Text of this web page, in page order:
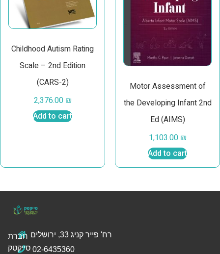
Childhood Autism Rating
Scale – 2nd Edition
(CARS-2)
2,376.00 ₪
Add to cart
Motor Assessment of
the Developing Infant 2nd
Ed (AIMS)
1,103.00 ₪
Add to cart
רח' פייר קניג 33, ירושלים
02-6435360
חברת
סייקטק